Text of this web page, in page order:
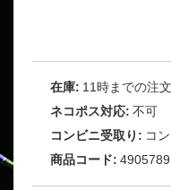
在庫: 11時までの注
ネコポス対応: 不可
コンビニ受取り: コ
商品コード: